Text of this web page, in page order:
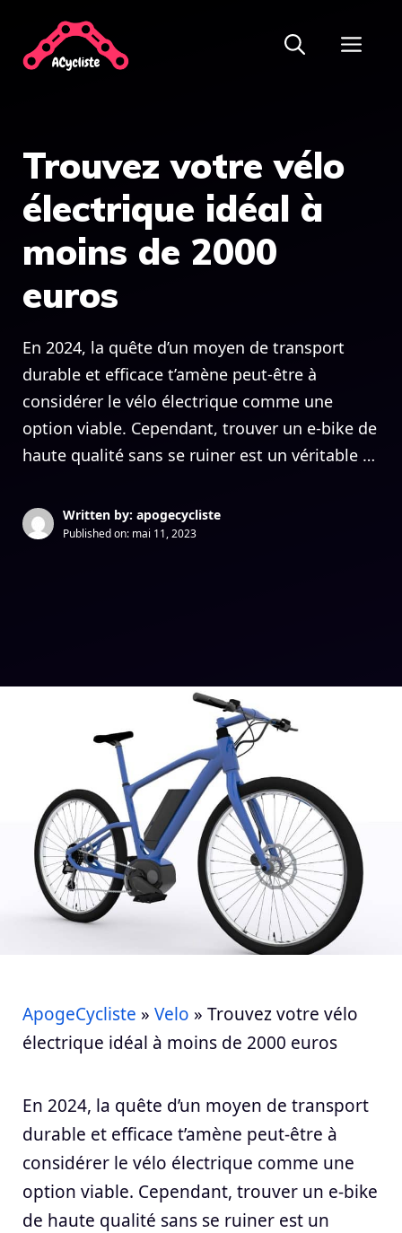
contenu
Trouvez votre vélo
électrique idéal à
moins de 2000
euros
En 2024, la quête d’un moyen de transport
durable et efficace t’amène peut-être à
considérer le vélo électrique comme une
option viable. Cependant, trouver un e-bike de
haute qualité sans se ruiner est un véritable …
Written by: apogecycliste
Published on: mai 11, 2023
ApogeCycliste » Velo » Trouvez votre vélo
électrique idéal à moins de 2000 euros
En 2024, la quête d’un moyen de transport
durable et efficace t’amène peut-être à
considérer le vélo électrique comme une
option viable. Cependant, trouver un e-bike
de haute qualité sans se ruiner est un